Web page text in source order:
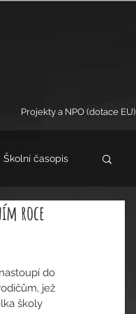
Projekty a NPO (dotace EU)
Školní časopis
roce
do
jež
školy